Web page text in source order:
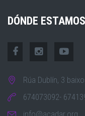
DÓNDE ESTAMOS
Rúa Dublín, 3
674073092-
info@acadar.org